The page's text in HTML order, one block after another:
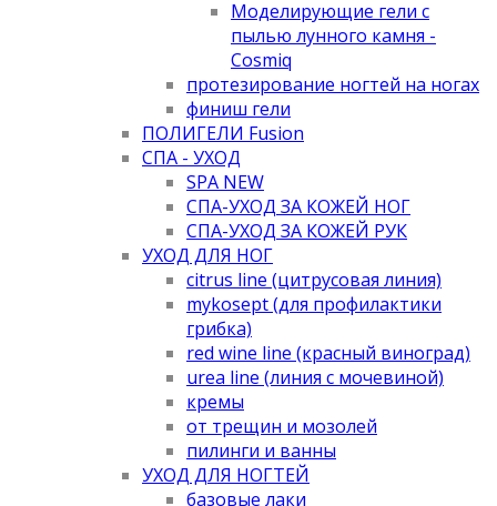
Моделирующие гели с
пылью лунного камня -
Cosmiq
протезирование ногтей на ногах
финиш гели
ПОЛИГЕЛИ Fusion
СПА - УХОД
SPA NEW
СПА-УХОД ЗА КОЖЕЙ НОГ
СПА-УХОД ЗА КОЖЕЙ РУК
УХОД ДЛЯ НОГ
citrus line (цитрусовая линия)
mykosept (для профилактики
грибка)
red wine line (красный виноград)
urea line (линия с мочевиной)
кремы
от трещин и мозолей
пилинги и ванны
УХОД ДЛЯ НОГТЕЙ
базовые лаки